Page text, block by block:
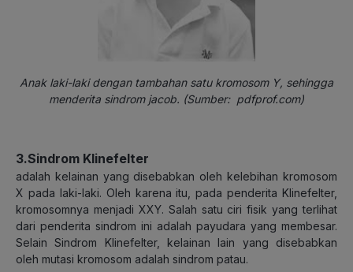
Anak laki-laki dengan tambahan satu kromosom Y, sehingga
menderita sindrom jacob. (Sumber: pdfprof.com)
3.Sindrom Klinefelter
adalah kelainan yang disebabkan oleh kelebihan kromosom
X pada laki-laki. Oleh karena itu, pada penderita Klinefelter,
kromosomnya menjadi XXY. Salah satu ciri fisik yang terlihat
dari penderita sindrom ini adalah payudara yang membesar.
Selain Sindrom Klinefelter, kelainan lain yang disebabkan
oleh mutasi kromosom adalah sindrom patau.